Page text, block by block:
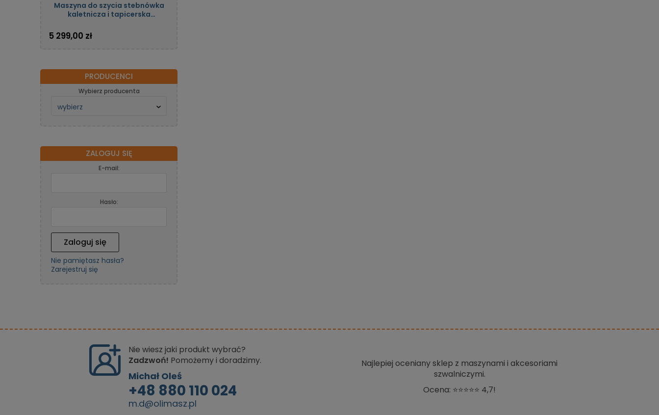
Maszyna do szycia stebnówka
kaletnicza i tapicerska
potrójnym transportem oraz
silnikiem energooszczędnym
5 299,00 zł
PRODUCENCI
Wybierz producenta
ZALOGUJ SIĘ
E-mail:
Hasło:
Zaloguj się
Nie pamiętasz hasła?
Zarejestruj się
Nie wiesz jaki produkt wybrać?
Zadzwoń! Pomożemy i doradzimy.
Michał Oleś
+48 880 110 024
m.d@olimasz.pl
Najlepiej oceniany sklep z maszynami i akcesoriami
szwalniczymi.
Ocena: ⭐⭐⭐⭐⭐ 4,7!